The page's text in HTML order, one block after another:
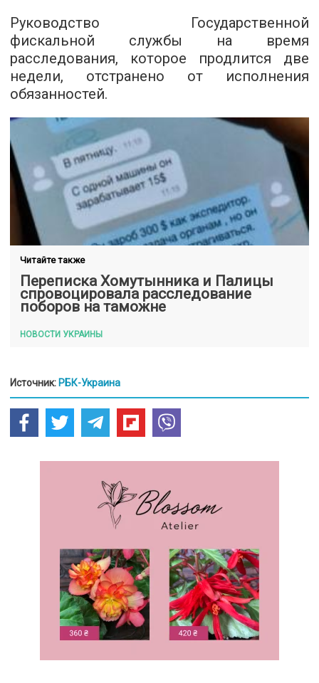
Руководство Государственной
фискальной службы на время
расследования, которое продлится две
недели, отстранено от исполнения
обязанностей.
Читайте также
Переписка Хомутынника и Палицы
спровоцировала расследование
поборов на таможне
НОВОСТИ УКРАИНЫ
Источник: РБК-Украина